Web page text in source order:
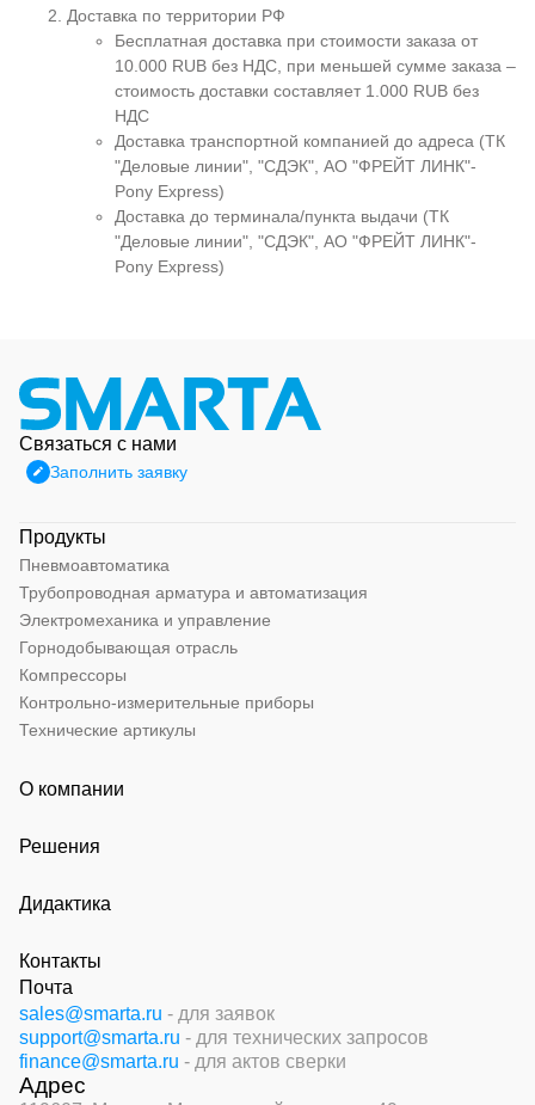
Доставка по территории РФ
Бесплатная доставка при стоимости заказа от
10.000 RUB без НДС, при меньшей сумме заказа –
стоимость доставки составляет 1.000 RUB без
НДС
Доставка транспортной компанией до адреса (ТК
"Деловые линии", "СДЭК", АО "ФРЕЙТ ЛИНК"-
Pony Express)
Доставка до терминала/пункта выдачи (ТК
"Деловые линии", "СДЭК", АО "ФРЕЙТ ЛИНК"-
Pony Express)
Связаться с нами
Заполнить заявку
Продукты
Пневмоавтоматика
Трубопроводная арматура и автоматизация
Электромеханика и управление
Горнодобывающая отрасль
Компрессоры
Контрольно-измерительные приборы
Технические артикулы
О компании
Решения
Дидактика
Контакты
Почта
sales@smarta.ru - для заявок
support@smarta.ru - для технических запросов
finance@smarta.ru - для актов сверки
Адрес